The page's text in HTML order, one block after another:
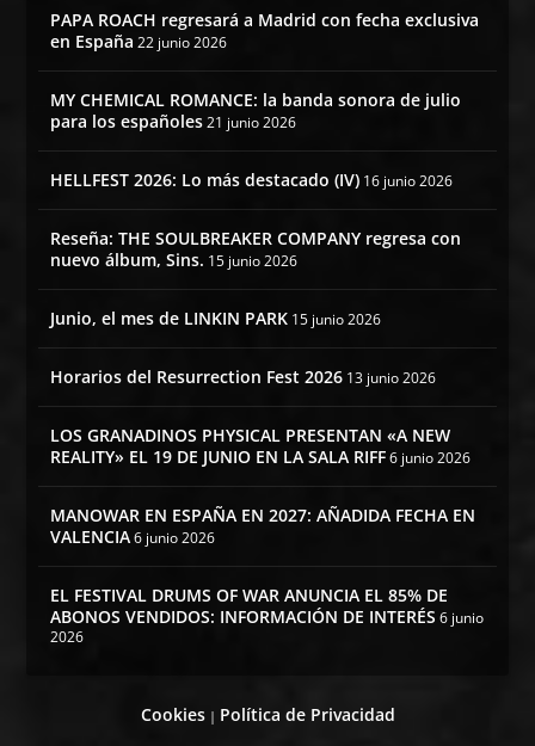
PAPA ROACH regresará a Madrid con fecha exclusiva
en España 22 junio 2026
MY CHEMICAL ROMANCE: la banda sonora de julio
para los españoles 21 junio 2026
HELLFEST 2026: Lo más destacado (IV) 16 junio 2026
Reseña: THE SOULBREAKER COMPANY regresa con
nuevo álbum, Sins. 15 junio 2026
Junio, el mes de LINKIN PARK 15 junio 2026
Horarios del Resurrection Fest 2026 13 junio 2026
LOS GRANADINOS PHYSICAL PRESENTAN «A NEW
REALITY» EL 19 DE JUNIO EN LA SALA RIFF 6 junio 2026
MANOWAR EN ESPAÑA EN 2027: AÑADIDA FECHA EN
VALENCIA 6 junio 2026
EL FESTIVAL DRUMS OF WAR ANUNCIA EL 85% DE
ABONOS VENDIDOS: INFORMACIÓN DE INTERÉS 6 junio
2026
Cookies| Política de Privacidad